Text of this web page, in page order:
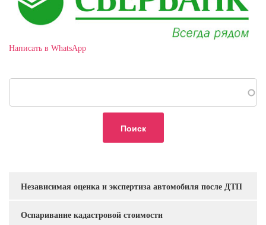
Написать в WhatsApp
Услуги
Независимая оценка и экспертиза автомобиля после ДТП
Оспаривание кадастровой стоимости